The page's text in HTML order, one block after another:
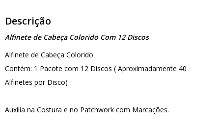
Descrição
Alfinete de Cabeça Colorido Com 12 Discos
Alfinete de Cabeça Colorido
Contém: 1 Pacote com 12 Discos ( Aproximadamente 40
Alfinetes por Disco)
Auxilia na Costura e no Patchwork com Marcações.